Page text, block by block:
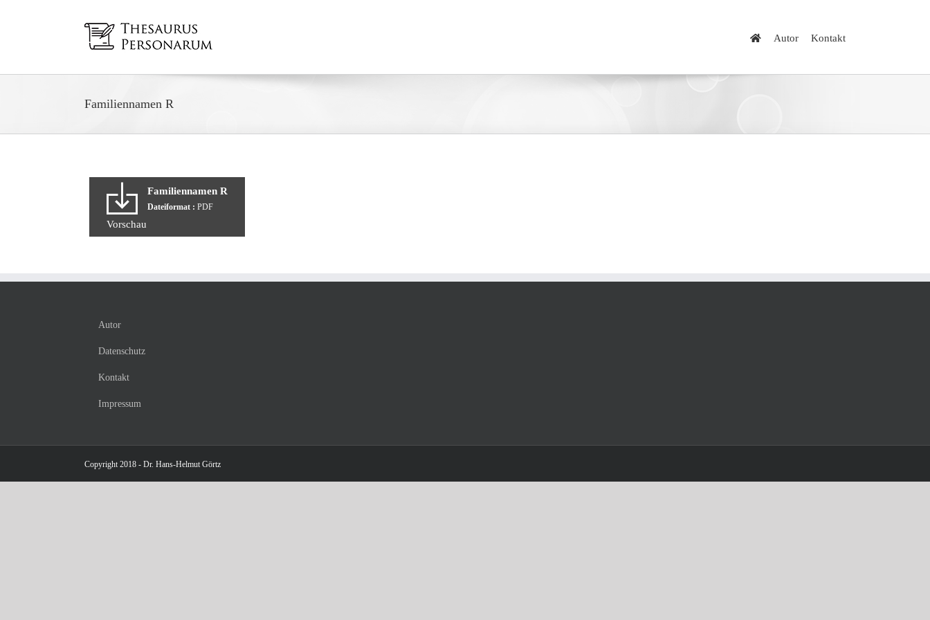
Autor Kontakt
Familiennamen R
Familiennamen R
Dateiformat : PDF
Vorschau
Autor
Datenschutz
Kontakt
Impressum
Copyright 2018 - Dr. Hans-Helmut Görtz